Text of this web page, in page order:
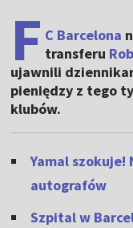
F C Barcelona
transferu
ujawnili
pieniędzy z tego
klubów.
Yamal szokuje!
autografów
Szpital w